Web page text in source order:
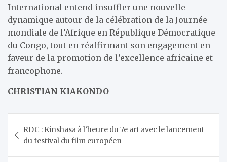
International entend insuffler une nouvelle
dynamique autour de la célébration de la Journée
mondiale de l’Afrique en République Démocratique
du Congo, tout en réaffirmant son engagement en
faveur de la promotion de l’excellence africaine et
francophone.
CHRISTIAN KIAKONDO
de
l’article
RDC : Kinshasa à l’heure du 7e art avec le lancement
du festival du film européen